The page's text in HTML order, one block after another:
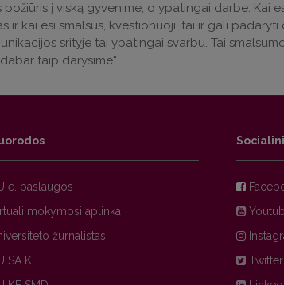
į viską gyvenime, o ypatingai darbe. Kai
ir kai esi smalsus, kvestionuoji, tai ir gali
srityje tai ypatingai svarbu. Tai
taip darysime“.
e. paslaugos
mokymosi aplinka
žurnalistas
SA KF
Twitter